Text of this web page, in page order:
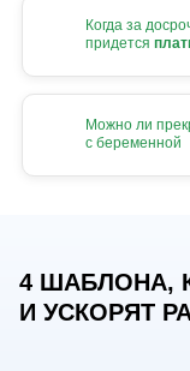
Когда за
придется
Можно ли
с беременной
4 ШАБЛОНА,
И УСКОРЯТ